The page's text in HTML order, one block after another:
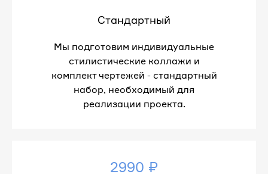
Стандартный
Мы подготовим индивидуальные
стилистические коллажи и
комплект чертежей - стандартный
набор, необходимый для
реализации проекта.
2990 ₽